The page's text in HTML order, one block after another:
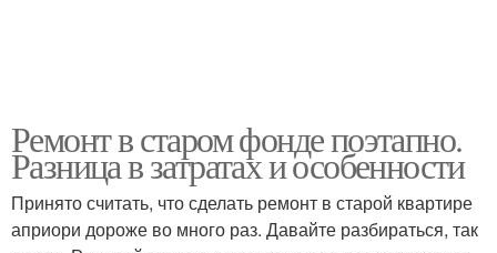
Ремонт в старом фонде поэтапно.
Разница в затратах и особенности
Принято считать, что сделать ремонт в старой квартире
априори дороже во много раз. Давайте разбираться, так